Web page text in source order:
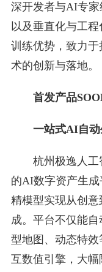
深开发者与AI专家
以及垂直化与工
训练优势，致力
术的创新与落地。
首发产品
一站式AI自
杭州极逸人
的AI数字资产生
精模型实现从创
成。平台不仅能
型地图、动态特
互数值引擎，大